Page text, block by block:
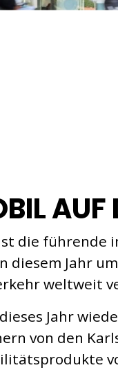
ist die
diesem Jahr
weltweit
Jahr
von den